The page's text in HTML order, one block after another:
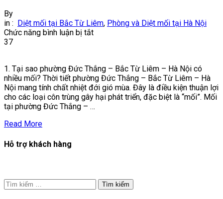
By
in :
Diệt mối tại Bắc Từ Liêm, Phòng và Diệt mối tại Hà Nội
Chức năng bình luận bị tắtở
phường
Đức
Thắng
–
Bắc
hiệu
quả
37
1. Tại sao phường Đức Thắng – Bắc Từ Liêm – Hà Nội có
nhiều mối? Thời tiết phường Đức Thắng – Bắc Từ Liêm – Hà
Nội mang tính chất nhiệt đới gió mùa. Đây là điều kiện thuận lợi
cho các loại côn trùng gây hại phát triển, đặc biệt là “mối”. Mối
tại phường Đức Thắng – …
Read More
Hỗ trợ khách hàng
Tìm
kiếm